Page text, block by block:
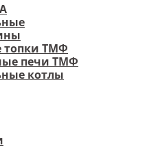
ТМФ
печи ТМФ
котлы